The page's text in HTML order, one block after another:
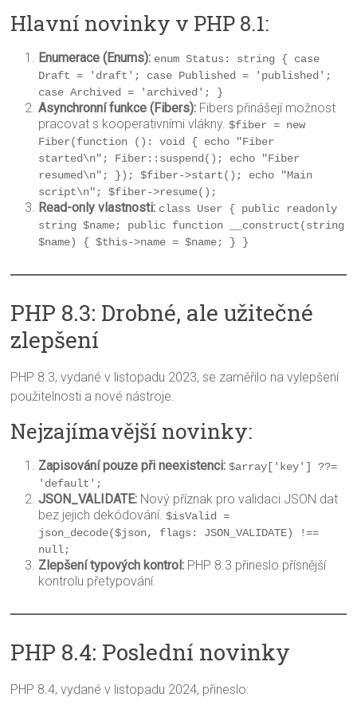
Hlavní novinky v PHP 8.1:
Enumerace (Enums): enum Status: string { case
Draft = 'draft'; case Published = 'published';
case Archived = 'archived'; }
Asynchronní funkce (Fibers): Fibers přinášejí možnost
pracovat s kooperativními vlákny.$fiber = new
Fiber(function (): void { echo "Fiber
started\n"; Fiber::suspend(); echo "Fiber
resumed\n"; }); $fiber->start(); echo "Main
script\n"; $fiber->resume();
Read-only vlastnosti: class User { public readonly
string $name; public function __construct(string
$name) { $this->name = $name; } }
PHP 8.3: Drobné, ale užitečné
zlepšení
PHP 8.3, vydané v listopadu 2023, se zaměřilo na vylepšení
použitelnosti a nové nástroje.
Nejzajímavější novinky:
Zapisování pouze při neexistenci: $array['key'] ??=
'default';
JSON_VALIDATE: Nový příznak pro validaci JSON dat
bez jejich dekódování.$isValid =
json_decode($json, flags: JSON_VALIDATE) !==
null;
Zlepšení typových kontrol: PHP 8.3 přineslo přísnější
kontrolu přetypování.
PHP 8.4: Poslední novinky
PHP 8.4, vydané v listopadu 2024, přineslo: